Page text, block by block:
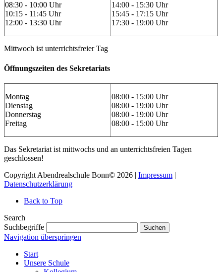
08:30 - 10:00 Uhr
10:15 - 11:45 Uhr
12:00 - 13:30 Uhr
14:00 - 15:30 Uhr
15:45 - 17:15 Uhr
17:30 - 19:00 Uhr
Mittwoch ist unterrichtsfreier Tag
Öffnungszeiten des Sekretariats
Montag
Dienstag
Donnerstag
Freitag
08:00 - 15:00 Uhr
08:00 - 19:00 Uhr
08:00 - 19:00 Uhr
08:00 - 15:00 Uhr
Das Sekretariat ist mittwochs und an unterrichtsfreien Tagen
geschlossen!
Copyright Abendrealschule Bonn© 2026 | Impressum |
Datenschutzerklärung
Back to Top
Search
Suchbegriffe
Suchen
Navigation überspringen
Start
Unsere Schule